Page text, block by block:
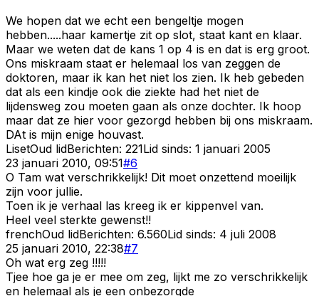
We hopen dat we echt een bengeltje mogen
hebben.....haar kamertje zit op slot, staat kant en klaar.
Maar we weten dat de kans 1 op 4 is en dat is erg groot.
Ons miskraam staat er helemaal los van zeggen de
doktoren, maar ik kan het niet los zien. Ik heb gebeden
dat als een kindje ook die ziekte had het niet de
lijdensweg zou moeten gaan als onze dochter. Ik hoop
maar dat ze hier voor gezorgd hebben bij ons miskraam.
DAt is mijn enige houvast.
LisetOud lidBerichten: 221Lid sinds: 1 januari 2005
23 januari 2010, 09:51#6
O Tam wat verschrikkelijk! Dit moet onzettend moeilijk
zijn voor jullie.
Toen ik je verhaal las kreeg ik er kippenvel van.
Heel veel sterkte gewenst!!
frenchOud lidBerichten: 6.560Lid sinds: 4 juli 2008
25 januari 2010, 22:38#7
Oh wat erg zeg !!!!!
Tjee hoe ga je er mee om zeg, lijkt me zo verschrikkelijk
en helemaal als je een onbezorgde